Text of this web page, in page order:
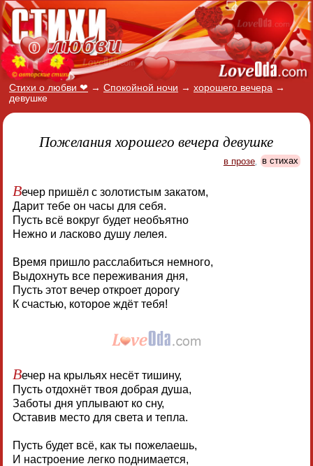
Стихи о любви ❤ → Спокойной ночи → хорошего вечера →
девушке
Пожелания хорошего вечера девушке
в прозе, в стихах
Вечер пришёл с золотистым закатом,
Дарит тебе он часы для себя.
Пусть всё вокруг будет необъятно
Нежно и ласково душу лелея.
Время пришло расслабиться немного,
Выдохнуть все переживания дня,
Пусть этот вечер откроет дорогу
К счастью, которое ждёт тебя!
Вечер на крыльях несёт тишину,
Пусть отдохнёт твоя добрая душа,
Заботы дня уплывают ко сну,
Оставив место для света и тепла.
Пусть будет всё, как ты пожелаешь,
И настроение легко поднимается,